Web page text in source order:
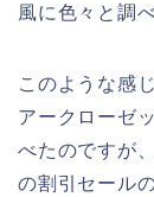
風に色々と調
このような感
アークローゼ
べたのですが
の割引セール